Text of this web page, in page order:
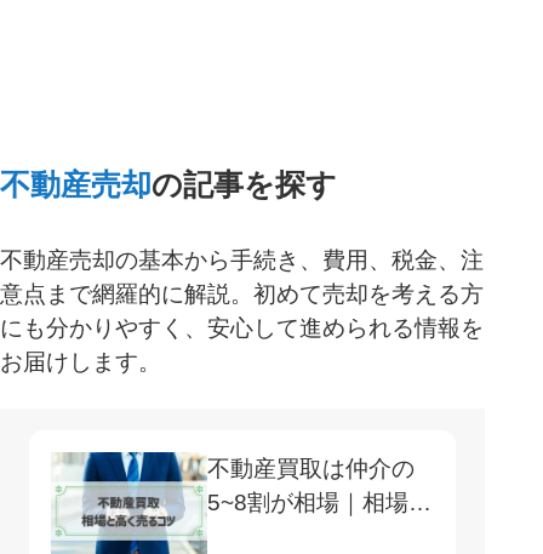
不動産売却の記事を探す
不動産売却の基本から手続き、費用、税金、注
意点まで網羅的に解説。初めて売却を考える方
にも分かりやすく、安心して進められる情報を
お届けします。
不動産買取は仲介の
5~8割が相場｜相場の
調べ方や高く売るコ